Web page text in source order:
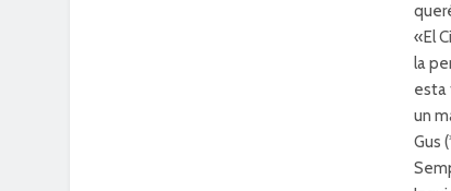
«El
la
esta
un
Gus